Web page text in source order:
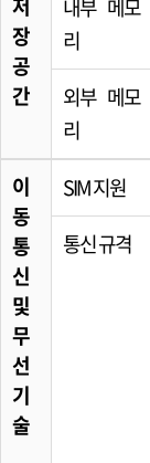
저
장
공
간
내부 메모
리
외부 메모
리
이
동
통
신
및
무
선
기
술
SIM 지원
통신 규격